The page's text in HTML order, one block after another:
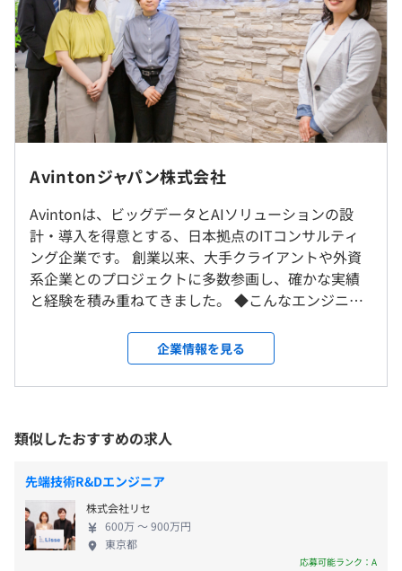
＼Avintonアカデミーのコンテンツを少しだけご紹介しま
す／
・データサイエンス基礎：scikit-learnとは
・データ処理・分析ツール基礎
・Python/Numpy/OpenCV
・AI/機械学習講義（画像分類、転移学習など）
Pandas/Jupyter
・kubernetes/Docker/VMWare/AWS/SQL 他多数！
★単なる講義ではなく、実戦形式の課題を出題する形で実
際に手を動かしながらキャッチアップしていけます！
★時流やニーズに合わせて、研修内容は随時アップデート
＜プロジェクト拠点について＞
■東京23区内が7割
■神奈川県内は、横浜市・川崎市が中心
勤務地は希望を考慮し決定します。
就業場所の変更範囲
＜雇入時＞
会社の定める場所（テレワークを行う場所を含む）
従業員に対する受動喫煙対策：あり
（※ 想定年収 は年収提示額を保証するものではありません）
※プロジェクトにより時間は異なります。
平均残業時間：平均13時間／月
・完全週休2日（土日）
・特別休暇
・育児休暇
Avintonジャパン株式会社
Avintonは、ビッグデータとAIソリューションの設
計・導入を得意とする、日本拠点のITコンサルティ
ング企業です。 創業以来、大手クライアントや外資
系企業とのプロジェクトに多数参画し、確かな実績
と経験を積み重ねてきました。 ◆こんなエンジニア
ア ・グローバルな環境で活躍したいエンジニア ・キ
ャリアアップを目指すエンジニア Avintonなら、あな
たの「なりたい」を叶える最高の成長環境がありま
得: -AI、機械学習、ビッグデータ分析などの最先端
技術を習得可能 -クラウド、DevOps、アジャイル
開発などのスキルが身につく ・グローバルな経験:
-外資系企業とのプロジェクトに参画し、グローバ
ルな開発を経験 -英語力を活かせる環境 ・多彩なキ
ャリアパス: -AIエンジニア、データサイエンティス
ト、クラウドエンジニアなど、多彩なキャリアパス
企業情報を見る
類似したおすすめの求人
先端技術R&Dエンジニア
株式会社リセ
600万 〜 900万円
東京都
応募可能ランク：A